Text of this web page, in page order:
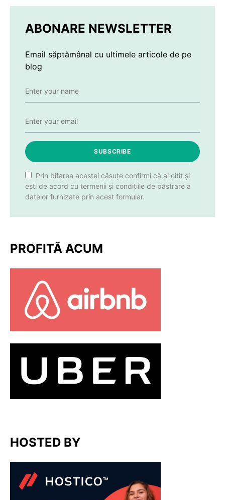
ABONARE NEWSLETTER
Email săptămânal cu ultimele articole de pe
blog
SUBSCRIBE
Prin bifarea acestei căsuțe confirmi că ai citit și
ești de acord cu termenii și condițiile de păstrare a
datelor furnizate prin acest formular.
PROFITĂ ACUM
HOSTED BY